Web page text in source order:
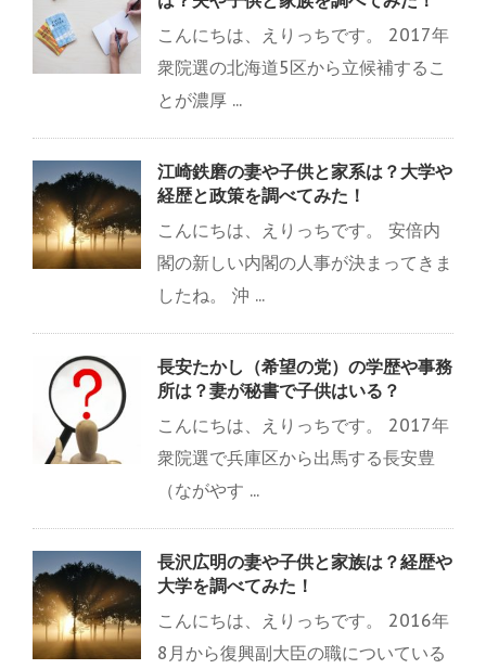
こんにちは、えりっちです。 2017年
衆院選の北海道5区から立候補するこ
とが濃厚 ...
江崎鉄磨の妻や子供と家系は？大学や
経歴と政策を調べてみた！
こんにちは、えりっちです。 安倍内
閣の新しい内閣の人事が決まってきま
したね。 沖 ...
長安たかし（希望の党）の学歴や事務
所は？妻が秘書で子供はいる？
こんにちは、えりっちです。 2017年
衆院選で兵庫区から出馬する長安豊
（ながやす ...
長沢広明の妻や子供と家族は？経歴や
大学を調べてみた！
こんにちは、えりっちです。 2016年
8月から復興副大臣の職についている